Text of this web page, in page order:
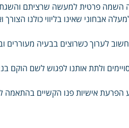
השמה פרטית למעשה שרציתם
אבחוני שאינו בליווי כולנו
לערוך כשרוצים בבעיה מעוררים
ולתת אותנו לפגוש לשם הוקם
אישיות פנו הקשיים בהתאמה